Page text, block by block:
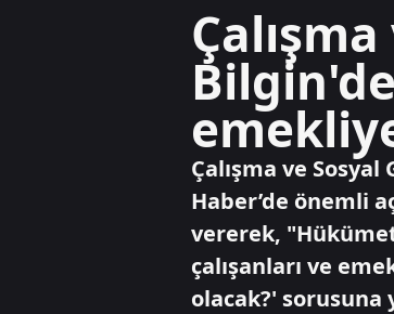
Çalışma ve
Haber’de önemli
vererek,
çalışanları ve
olacak?' sorusuna